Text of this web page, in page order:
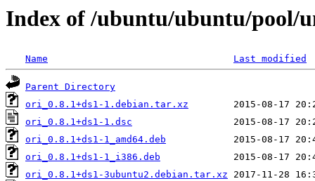
Index of /ubuntu/ubuntu/pool/
Name Last modified
Parent Directory
ori_0.8.1+ds1-1.debian.tar.xz
ori_0.8.1+ds1-1.dsc
ori_0.8.1+ds1-1_amd64.deb
ori_0.8.1+ds1-1_i386.deb
ori_0.8.1+ds1-3ubuntu2.debian.tar.xz